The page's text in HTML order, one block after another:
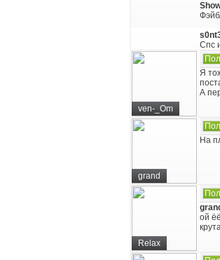
Спс
ven-_Om
Я
А
grand
На
Relax
ой